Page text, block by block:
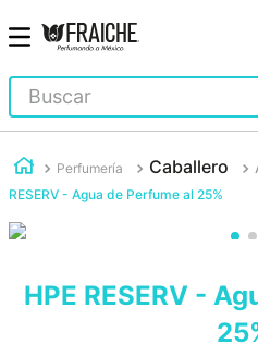
Buscar
Perfumería Caballero
RESERV - Agua de Perfume al 25%
HPE RESERV -